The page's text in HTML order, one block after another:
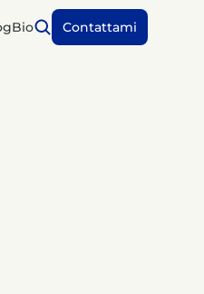
Bio Contattami